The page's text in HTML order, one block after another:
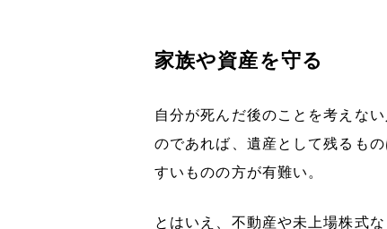
家族や資産を守る
自分が死んだ後のことを考えな
のであれば、遺産として残るも
すいものの方が有難い。
とはいえ、不動産や未上場株式